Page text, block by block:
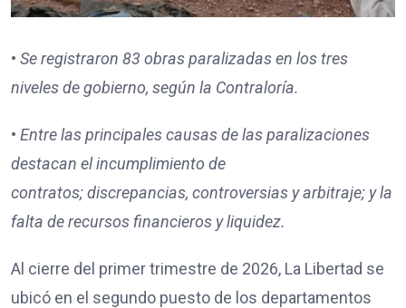
• Se registraron 83 obras paralizadas en los tres
niveles de gobierno, según la Contraloría.
• Entre las principales causas de las paralizaciones
destacan el incumplimiento de
contratos;discrepancias, controversias y arbitraje; yla
falta de recursos financieros y liquidez.
Al cierre del primer trimestre de 2026, La Libertad se
ubicó en el segundo puesto de los departamentos